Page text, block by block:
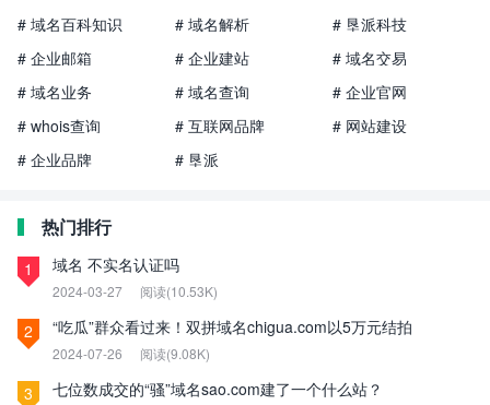
# 域名百科知识
# 域名解析
# 垦派科技
# 企业邮箱
# 企业建站
# 域名交易
# 域名业务
# 域名查询
# 企业官网
# whois查询
# 互联网品牌
# 网站建设
# 企业品牌
# 垦派
热门排行
1 域名 不实名认证吗
2024-03-27 阅读(10.53K)
2 “吃瓜”群众看过来！双拼域名chigua.com以5万元结拍
2024-07-26 阅读(9.08K)
3 七位数成交的“骚”域名sao.com建了一个什么站？